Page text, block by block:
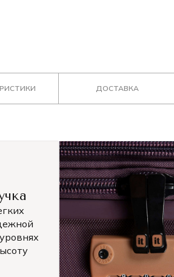
ДОСТАВКА